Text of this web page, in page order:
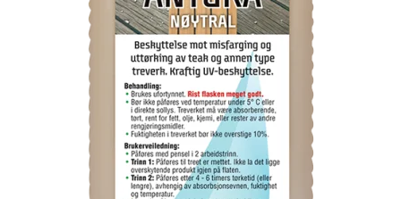
Fortøyning
Fritid/Sikkerhet
Båtpleie/Opplag